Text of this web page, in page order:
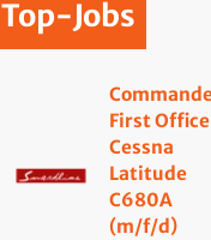
Top-Jobs
First
Cessna
Latitude
C680A
(m/f/d)